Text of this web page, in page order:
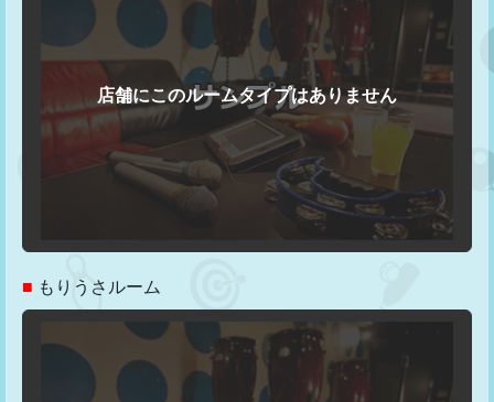
■ もりうさルーム